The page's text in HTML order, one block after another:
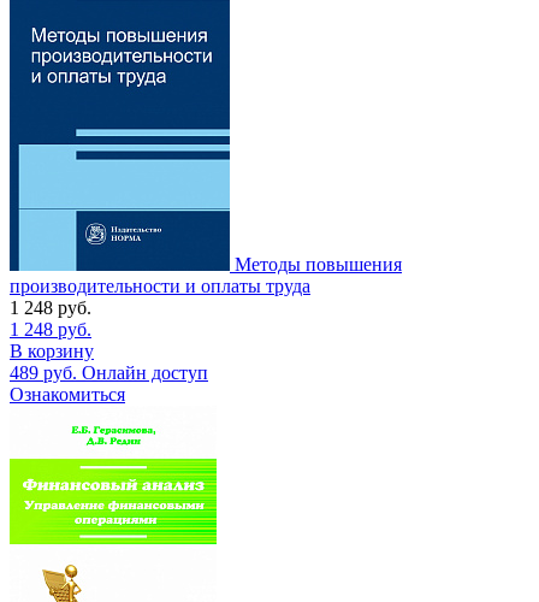
Методы повышения
производительности и оплаты труда
1 248 руб.
1 248 руб.
В корзину
489 руб. Онлайн доступ
Ознакомиться